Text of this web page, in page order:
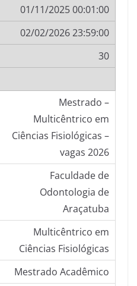
01/11/2025 00:01:00
02/02/2026 23:59:00
30
Mestrado –
Multicêntrico em
Ciências Fisiológicas –
vagas 2026
Faculdade de
Odontologia de
Araçatuba
Multicêntrico em
Ciências Fisiológicas
Mestrado Acadêmico